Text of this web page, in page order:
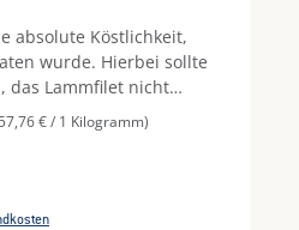
absolute Köstlichkeit,
wurde. Hierbei sollte
das Lammfilet nicht
muss von innen rosa
Ergebnis zu erreichen,
Ofen garziehen. Ein
€ / 1 Kilogramm)